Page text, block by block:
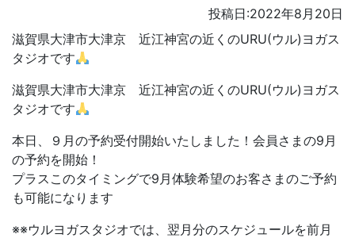
投稿日:2022年8月20日
滋賀県大津市大津京 近江神宮の近くのURU(ウル)ヨガス
タジオです
滋賀県大津市大津京 近江神宮の近くのURU(ウル)ヨガス
タジオです
本日、９月の予約受付開始いたしました！会員さまの9月
の予約を開始！
プラスこのタイミングで9月体験希望のお客さまのご予約
も可能になります
※※ウルヨガスタジオでは、翌月分のスケジュールを前月